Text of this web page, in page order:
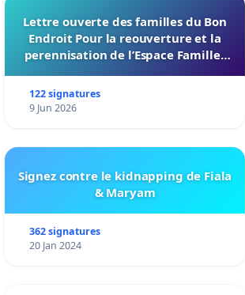
Lettre ouverte des familles du Bon
Endroit Pour la reouverture et la
perennisation de l’Espace Familles
122 signatures
9 Jun 2026
Signez contre le kidnapping de Fiala
& Maryam
362 signatures
20 Jan 2024